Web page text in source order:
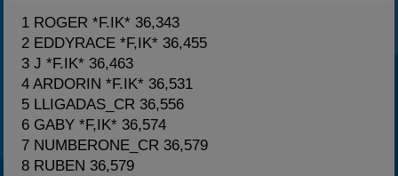
1 ROGER *F.IK* 36,343
2 EDDYRACE *F,IK* 36,455
3 J *F.IK* 36,463
4 ARDORIN *F.IK* 36,531
5 LLIGADAS_CR 36,556
6 GABY *F,IK* 36,574
7 NUMBERONE_CR 36,579
8 RUBEN 36,579